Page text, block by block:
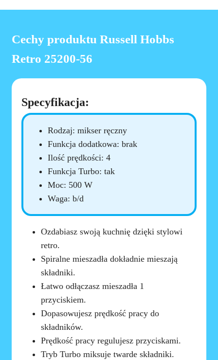
Cechy produktu Russell Hobbs
Retro 25200-56
Specyfikacja:
Rodzaj: mikser ręczny
Funkcja dodatkowa: brak
Ilość prędkości: 4
Funkcja Turbo: tak
Moc: 500 W
Waga: b/d
Ozdabiasz swoją kuchnię dzięki stylowi
retro.
Spiralne mieszadła dokładnie mieszają
składniki.
Łatwo odłączasz mieszadła 1
przyciskiem.
Dopasowujesz prędkość pracy do
składników.
Prędkość pracy regulujesz przyciskami.
Tryb Turbo miksuje twarde składniki.